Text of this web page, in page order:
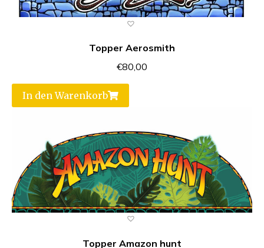
Topper Aerosmith
€80,00
In den Warenkorb
Topper Amazon hunt